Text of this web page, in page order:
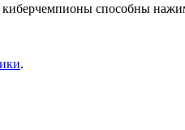
способны
.